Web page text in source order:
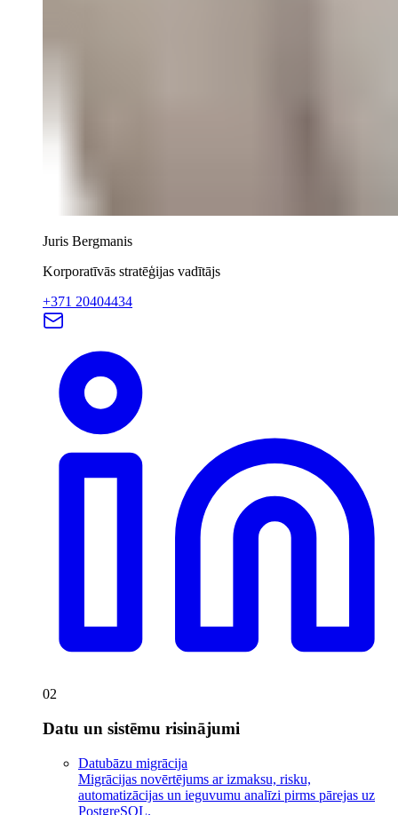
Juris Bergmanis
Korporatīvās stratēģijas vadītājs
+371 20404434
02
Datu un sistēmu risinājumi
Datubāzu migrācija
Migrācijas novērtējums ar izmaksu, risku,
automatizācijas un ieguvumu analīzi pirms pārejas uz
PostgreSQL.